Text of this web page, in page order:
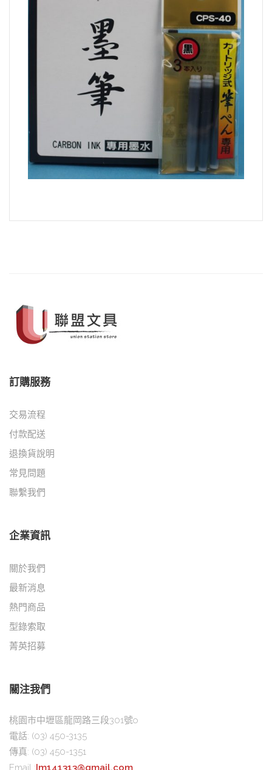
訂購服務
交易流程
付款配送
退換貨說明
常見問題
聯繫我們
企業資訊
關於我們
最新消息
熱門商品
型錄索取
菁英招募
關注我們
桃園市中壢區龍岡路三段301號o
電話: (03) 450-3135
傳真: (03) 450-1351
Email :Im141313@gmail.com